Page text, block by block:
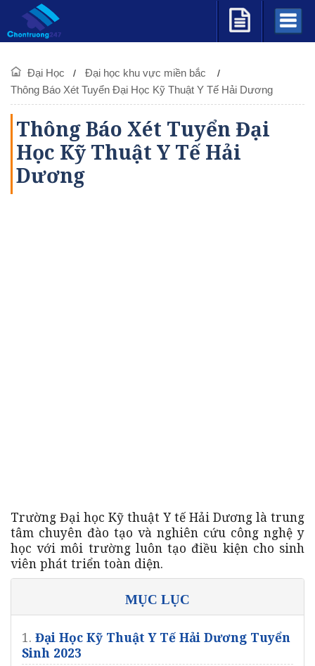
Đại Học
Đại học khu vực miền bắc
Thông Báo Xét Tuyển Đại Học Kỹ Thuật Y Tế Hải Dương
Thông Báo Xét Tuyển Đại
Học Kỹ Thuật Y Tế Hải
Dương
Trường Đại học Kỹ thuật Y tế Hải Dương là trung
tâm chuyên đào tạo và nghiên cứu công nghệ y
học với môi trường luôn tạo điều kiện cho sinh
viên phát triển toàn diện.
MỤC LỤC
1. Đại Học Kỹ Thuật Y Tế Hải Dương Tuyển
Sinh 2023